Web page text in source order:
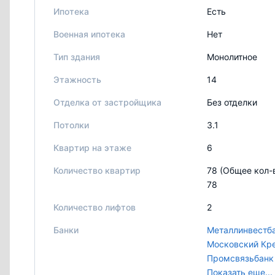
Ипотека Есть
Военная ипотека Нет
Тип здания Монолитное
Этажность 14
Отделка от застройщика Без отделки
Потолки 3.1
Квартир на этаже 6
Количество квартир
78 (Общее кол-
78
Количество лифтов 2
Банки
Московский
Промсвязьбанк
Показать еще...